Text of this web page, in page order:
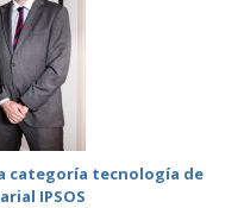
categoría tecnología de
IPSOS